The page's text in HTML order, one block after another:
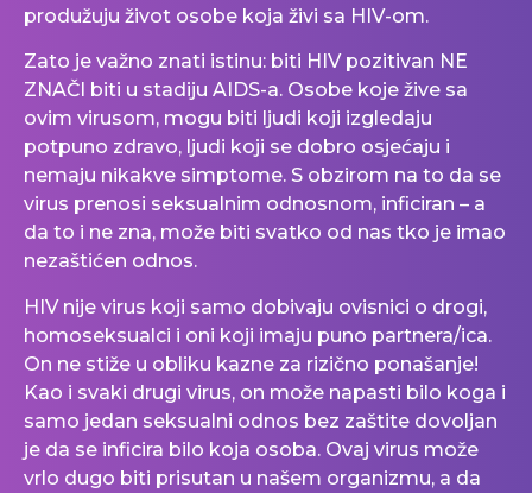
produžuju život osobe koja živi sa HIV-om.
Zato je važno znati istinu: biti HIV pozitivan NE
ZNAČI biti u stadiju AIDS-a. Osobe koje žive sa
ovim virusom, mogu biti ljudi koji izgledaju
potpuno zdravo, ljudi koji se dobro osjećaju i
nemaju nikakve simptome. S obzirom na to da se
virus prenosi seksualnim odnosnom, inficiran – a
da to i ne zna, može biti svatko od nas tko je imao
nezaštićen odnos.
HIV nije virus koji samo dobivaju ovisnici o drogi,
homoseksualci i oni koji imaju puno partnera/ica.
On ne stiže u obliku kazne za rizično ponašanje!
Kao i svaki drugi virus, on može napasti bilo koga i
samo jedan seksualni odnos bez zaštite dovoljan
je da se inficira bilo koja osoba. Ovaj virus može
vrlo dugo biti prisutan u našem organizmu, a da